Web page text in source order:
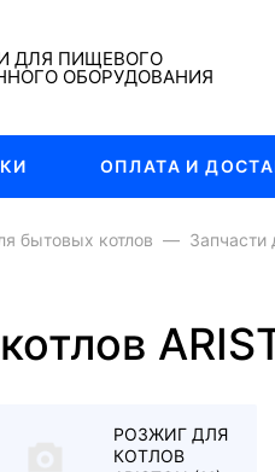
ДЛЯ ПИЩЕВОГО
ОБОРУДОВАНИЯ
ОПЛАТА И
бытовых котлов Запчасти
РОЗЖИГ ДЛЯ
КОТЛОВ